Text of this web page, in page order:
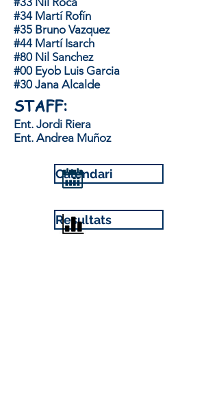
#34 Martí Rofín
#35 Bruno Vazquez
#44 Martí Isarch
#80 Nil Sanchez
#00 Eyob Luis Garcia
#30 Jana Alcalde
STAFF:
Ent. Jordi Riera
Ent. Andrea Muñoz
Calendari
Resultats